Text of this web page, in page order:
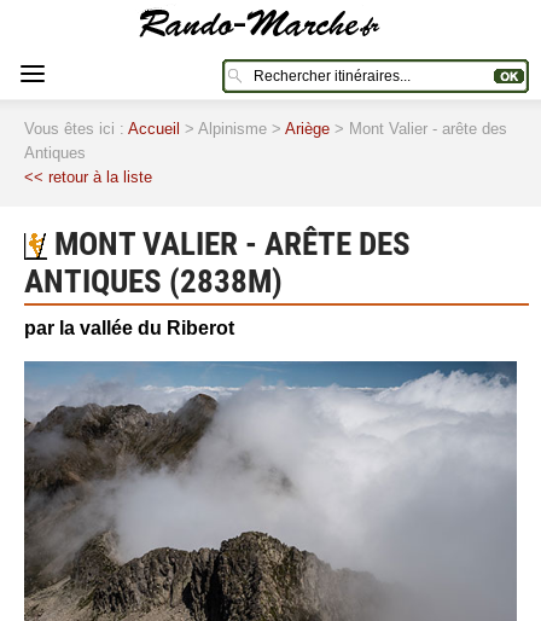
Vous êtes ici : Accueil > Alpinisme > Ariège > Mont Valier - arête des
Antiques
<< retour à la liste
MONT VALIER - ARÊTE DES
ANTIQUES (2838M)
par la vallée du Riberot